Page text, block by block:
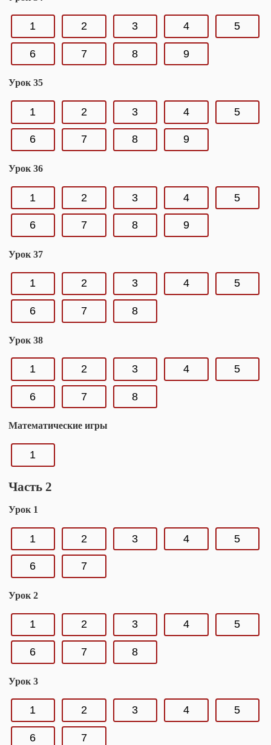
1 2 3 4 5
6 7 8 9
Урок 35
1 2 3 4 5
6 7 8 9
Урок 36
1 2 3 4 5
6 7 8 9
Урок 37
1 2 3 4 5
6 7 8
Урок 38
1 2 3 4 5
6 7 8
Математические игры
1
Часть 2
Урок 1
1 2 3 4 5
6 7
Урок 2
1 2 3 4 5
6 7 8
Урок 3
1 2 3 4 5
6 7